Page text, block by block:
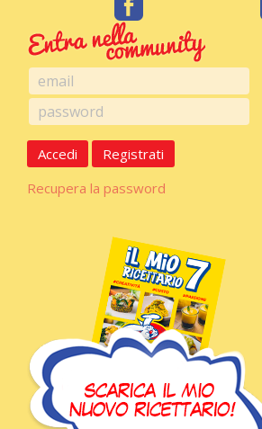
Accedi
Registrati
Recupera la password